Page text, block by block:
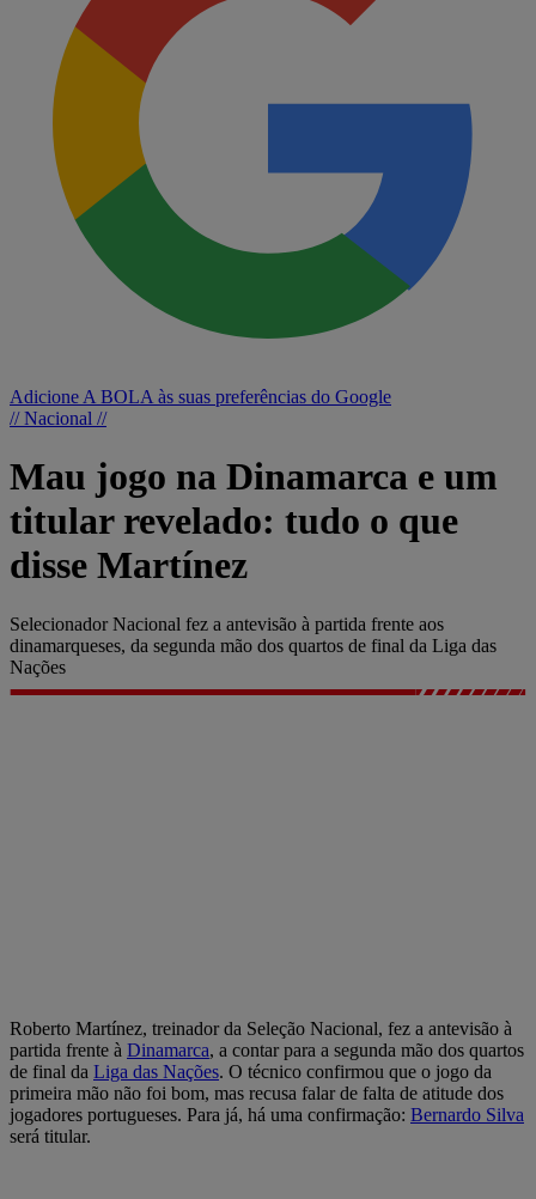
Adicione A BOLA às suas preferências do Google
// Nacional //
Mau jogo na Dinamarca e um
titular revelado: tudo o que
disse Martínez
Selecionador Nacional fez a antevisão à partida frente aos
dinamarqueses, da segunda mão dos quartos de final da Liga das
Nações
Roberto Martínez, treinador da Seleção Nacional, fez a antevisão à
partida frente à Dinamarca, a contar para a segunda mão dos quartos
de final da Liga das Nações. O técnico confirmou que o jogo da
primeira mão não foi bom, mas recusa falar de falta de atitude dos
jogadores portugueses. Para já, há uma confirmação: Bernardo Silva
será titular.